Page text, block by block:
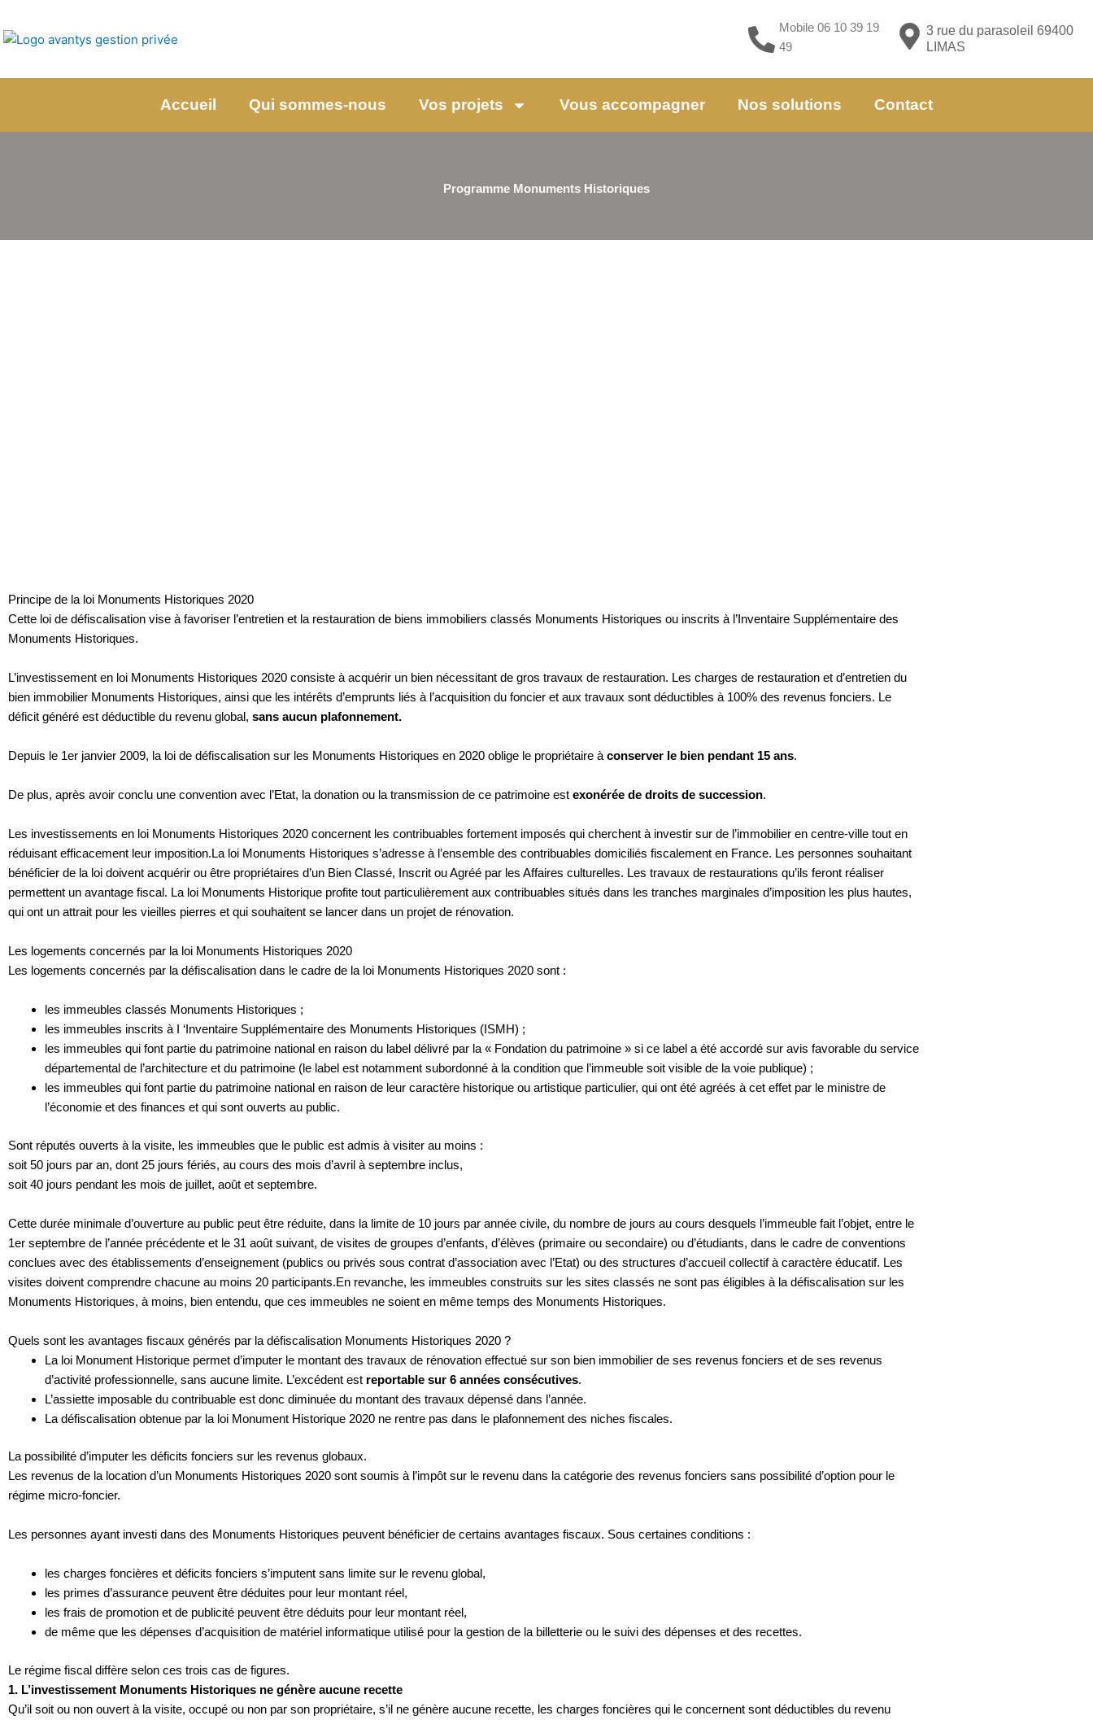
au
contenu
Mobile 06 10 39 19
49
3 rue du parasoleil 69400
LIMAS
Accueil Qui sommes-nous Vos projets Vous accompagner Nos solutions Contact
Programme Monuments Historiques
Principe de la loi Monuments Historiques 2020
Cette loi de défiscalisation vise à favoriser l’entretien et la restauration de biens immobiliers classés Monuments Historiques ou inscrits à l’Inventaire Supplémentaire des
Monuments Historiques.
L’investissement en loi Monuments Historiques 2020 consiste à acquérir un bien nécessitant de gros travaux de restauration. Les charges de restauration et d’entretien du
bien immobilier Monuments Historiques, ainsi que les intérêts d’emprunts liés à l’acquisition du foncier et aux travaux sont déductibles à 100% des revenus fonciers. Le
déficit généré est déductible du revenu global, sans aucun plafonnement.
Depuis le 1er janvier 2009, la loi de défiscalisation sur les Monuments Historiques en 2020 oblige le propriétaire à conserver le bien pendant 15 ans.
De plus, après avoir conclu une convention avec l’Etat, la donation ou la transmission de ce patrimoine est exonérée de droits de succession.
Les investissements en loi Monuments Historiques 2020 concernent les contribuables fortement imposés qui cherchent à investir sur de l’immobilier en centre-ville tout en
réduisant efficacement leur imposition.La loi Monuments Historiques s’adresse à l’ensemble des contribuables domiciliés fiscalement en France. Les personnes souhaitant
bénéficier de la loi doivent acquérir ou être propriétaires d’un Bien Classé, Inscrit ou Agréé par les Affaires culturelles. Les travaux de restaurations qu’ils feront réaliser
permettent un avantage fiscal. La loi Monuments Historique profite tout particulièrement aux contribuables situés dans les tranches marginales d’imposition les plus hautes,
qui ont un attrait pour les vieilles pierres et qui souhaitent se lancer dans un projet de rénovation.
Les logements concernés par la loi Monuments Historiques 2020
Les logements concernés par la défiscalisation dans le cadre de la loi Monuments Historiques 2020 sont :
les immeubles classés Monuments Historiques ;
les immeubles inscrits à I ‘Inventaire Supplémentaire des Monuments Historiques (ISMH) ;
les immeubles qui font partie du patrimoine national en raison du label délivré par la « Fondation du patrimoine » si ce label a été accordé sur avis favorable du service
départemental de l’architecture et du patrimoine (le label est notamment subordonné à la condition que l’immeuble soit visible de la voie publique) ;
les immeubles qui font partie du patrimoine national en raison de leur caractère historique ou artistique particulier, qui ont été agréés à cet effet par le ministre de
l’économie et des finances et qui sont ouverts au public.
Sont réputés ouverts à la visite, les immeubles que le public est admis à visiter au moins :
soit 50 jours par an, dont 25 jours fériés, au cours des mois d’avril à septembre inclus,
soit 40 jours pendant les mois de juillet, août et septembre.
Cette durée minimale d’ouverture au public peut être réduite, dans la limite de 10 jours par année civile, du nombre de jours au cours desquels l’immeuble fait l’objet, entre le
1er septembre de l’année précédente et le 31 août suivant, de visites de groupes d’enfants, d’élèves (primaire ou secondaire) ou d’étudiants, dans le cadre de conventions
conclues avec des établissements d’enseignement (publics ou privés sous contrat d’association avec l’Etat) ou des structures d’accueil collectif à caractère éducatif. Les
visites doivent comprendre chacune au moins 20 participants.En revanche, les immeubles construits sur les sites classés ne sont pas éligibles à la défiscalisation sur les
Monuments Historiques, à moins, bien entendu, que ces immeubles ne soient en même temps des Monuments Historiques.
Quels sont les avantages fiscaux générés par la défiscalisation Monuments Historiques 2020 ?
La loi Monument Historique permet d’imputer le montant des travaux de rénovation effectué sur son bien immobilier de ses revenus fonciers et de ses revenus
d’activité professionnelle, sans aucune limite. L’excédent est reportable sur 6 années consécutives.
L’assiette imposable du contribuable est donc diminuée du montant des travaux dépensé dans l’année.
La défiscalisation obtenue par la loi Monument Historique 2020 ne rentre pas dans le plafonnement des niches fiscales.
La possibilité d’imputer les déficits fonciers sur les revenus globaux.
Les revenus de la location d’un Monuments Historiques 2020 sont soumis à l’impôt sur le revenu dans la catégorie des revenus fonciers sans possibilité d’option pour le
régime micro-foncier.
Les personnes ayant investi dans des Monuments Historiques peuvent bénéficier de certains avantages fiscaux. Sous certaines conditions :
les charges foncières et déficits fonciers s’imputent sans limite sur le revenu global,
les primes d’assurance peuvent être déduites pour leur montant réel,
les frais de promotion et de publicité peuvent être déduits pour leur montant réel,
de même que les dépenses d’acquisition de matériel informatique utilisé pour la gestion de la billetterie ou le suivi des dépenses et des recettes.
Le régime fiscal diffère selon ces trois cas de figures.
1. L’investissement Monuments Historiques ne génère aucune recette
Qu’il soit ou non ouvert à la visite, occupé ou non par son propriétaire, s’il ne génère aucune recette, les charges foncières qui le concernent sont déductibles du revenu